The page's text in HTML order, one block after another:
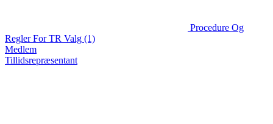
Procedure Og
Regler For TR Valg (1)
Medlem
Tillidsrepræsentant